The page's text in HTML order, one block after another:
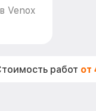
Venox
работ от